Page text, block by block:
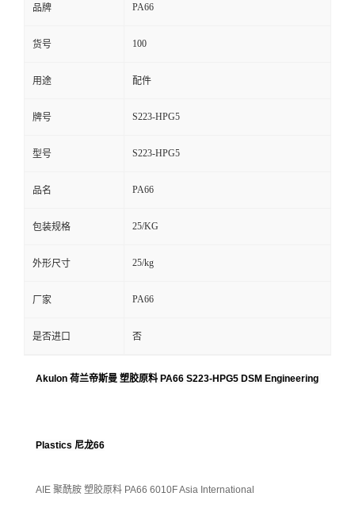
品牌 PA66
货号 100
用途 配件
牌号 S223-HPG5
型号 S223-HPG5
品名 PA66
包装规格 25/KG
外形尺寸 25/kg
厂家 PA66
是否进口 否
Akulon 荷兰帝斯曼 塑胶原料 PA66 S223-HPG5 DSM Engineering
Plastics 尼龙66
AIE 聚酰胺 塑胶原料 PA66 6010F Asia International